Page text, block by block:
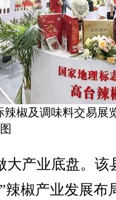
辣椒及调味料交易展
产业底盘。该
辣椒产业发展布